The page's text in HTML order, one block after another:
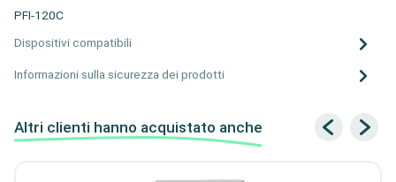
PFI-120C
Dispositivi compatibili
Informazioni sulla sicurezza dei prodotti
Altri clienti hanno acquistato anche